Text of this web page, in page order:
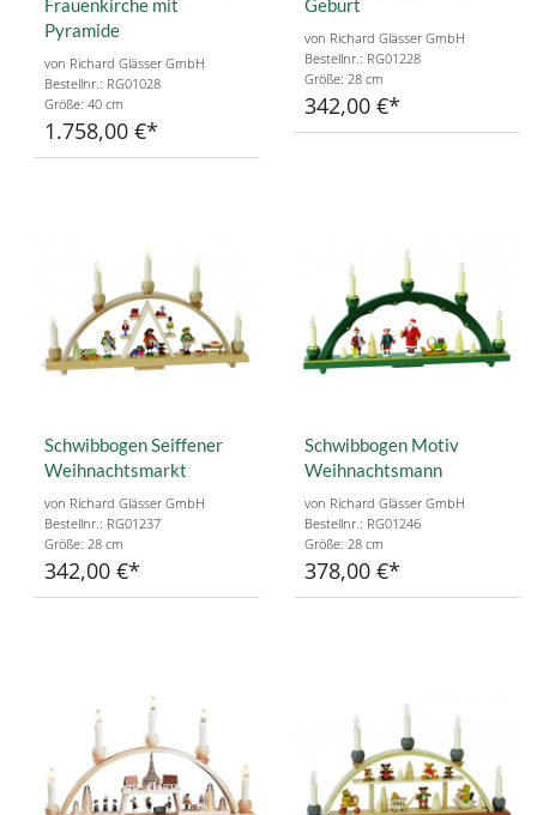
Pyramide
von Richard Glässer GmbH
Bestellnr.: RG01028
Größe: 40 cm
1.758,00 €
von Richard Glässer GmbH
Bestellnr.: RG01228
Größe: 28 cm
342,00 €
Schwibbogen Seiffener
Weihnachtsmarkt
von Richard Glässer GmbH
Bestellnr.: RG01237
Größe: 28 cm
342,00 €
Schwibbogen Motiv
Weihnachtsmann
von Richard Glässer GmbH
Bestellnr.: RG01246
Größe: 28 cm
378,00 €